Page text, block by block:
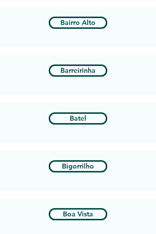
Bairro Alto
Barreirinha
Batel
Bigorrilho
Boa Vista